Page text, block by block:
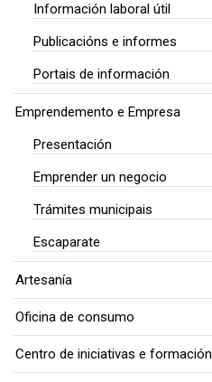
Información laboral útil
Publicacións e informes
Portais de información
Emprendemento e Empresa
Presentación
Emprender un negocio
Trámites municipais
Escaparate
Artesanía
Oficina de consumo
Centro de iniciativas e formación